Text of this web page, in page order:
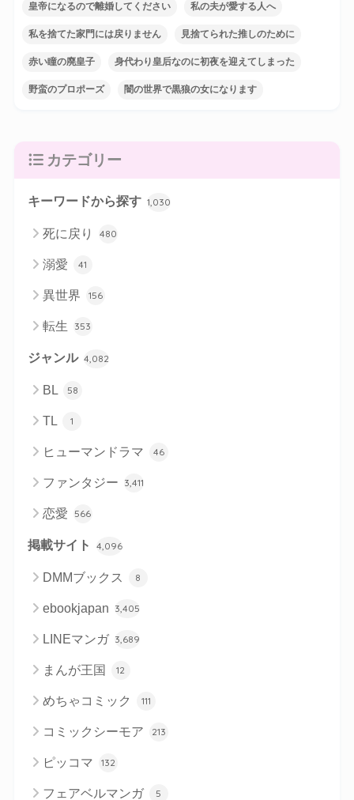
皇帝になるので離婚してください 私の夫が愛する人へ
私を捨てた家門には戻りません 見捨てられた推しのために
赤い瞳の廃皇子 身代わり皇后なのに初夜を迎えてしまった
野蛮のプロポーズ 闇の世界で黒狼の女になります
カテゴリー
キーワードから探す 1,030
死に戻り 480
溺愛 41
異世界 156
転生 353
ジャンル 4,082
BL 58
TL 1
ヒューマンドラマ 46
ファンタジー 3,411
恋愛 566
掲載サイト 4,096
DMMブックス 8
ebookjapan 3,405
LINEマンガ 3,689
まんが王国 12
めちゃコミック 111
コミックシーモア 213
ピッコマ 132
フェアベルマンガ 5